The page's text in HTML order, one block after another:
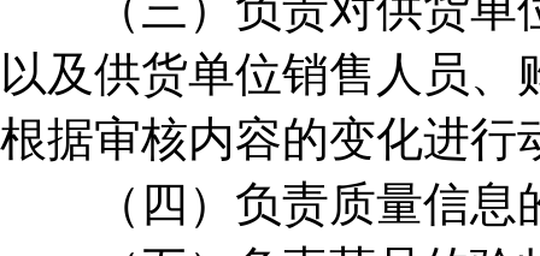
以及供货单位销售人员
根据审核内容的变化进行
（四）负责质量信息